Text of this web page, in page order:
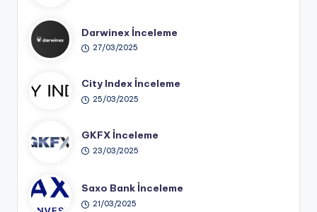
Darwinex İnceleme
27/03/2025
City Index İnceleme
25/03/2025
GKFX İnceleme
23/03/2025
Saxo Bank İnceleme
21/03/2025